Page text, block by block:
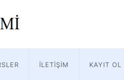
İLETIŞIM KAYIT OL